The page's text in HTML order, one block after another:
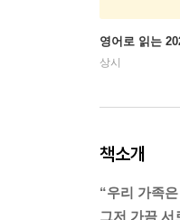
영어로 읽는
상시
책소개
“우리 가족
그저 가끔